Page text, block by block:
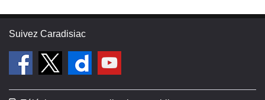
Suivez Caradisiac